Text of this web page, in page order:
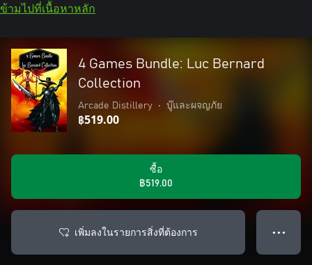
ข้ามไปที่เนื้อหาหลัก
4 Games Bundle: Luc Bernard
Collection
Arcade Distillery • บู๊และผจญภัย
฿519.00
ซื้อ
฿519.00
เพิ่มลงในรายการสิ่งที่ต้องการ ● ● ●